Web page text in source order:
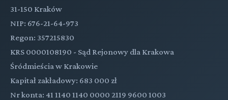
31-150 Kraków
NIP: 676-21-64-973
Regon: 357215830
KRS 0000108190 - Sąd Rejonowy dla Krakowa
Śródmieścia w Krakowie
Kapitał zakładowy: 683 000 zł
Nr konta: 41 1140 1140 0000 2119 9600 1003